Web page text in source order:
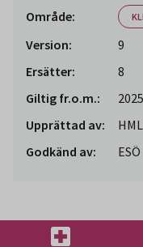
Område:
Version:
9
Ersätter:
8
Giltig fr.o.m.:
Upprättad av:
HML
Godkänd av:
ESÖ